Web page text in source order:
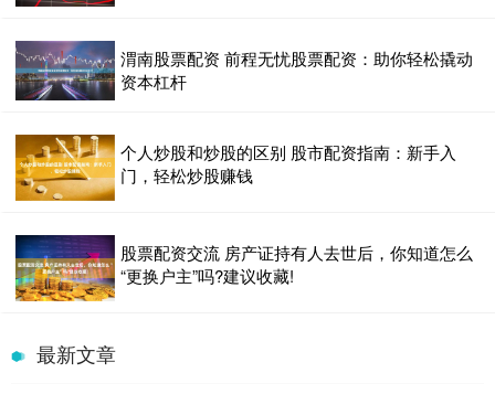
渭南股票配资 前程无忧股票配资：助你轻松撬动
资本杠杆
个人炒股和炒股的区别 股市配资指南：新手入
门，轻松炒股赚钱
股票配资交流 房产证持有人去世后，你知道怎么
“更换户主”吗?建议收藏!
最新文章